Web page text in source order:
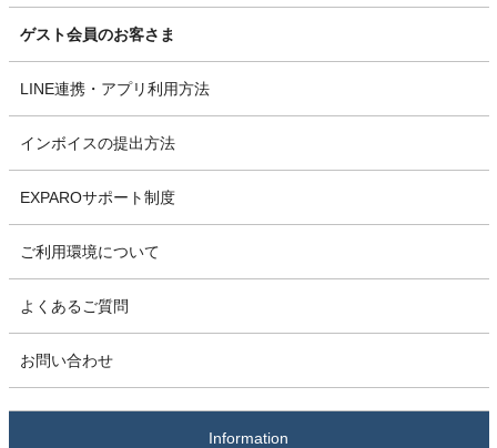
ゲスト会員のお客さま
LINE連携・アプリ利用方法
インボイスの提出方法
EXPAROサポート制度
ご利用環境について
よくあるご質問
お問い合わせ
Information